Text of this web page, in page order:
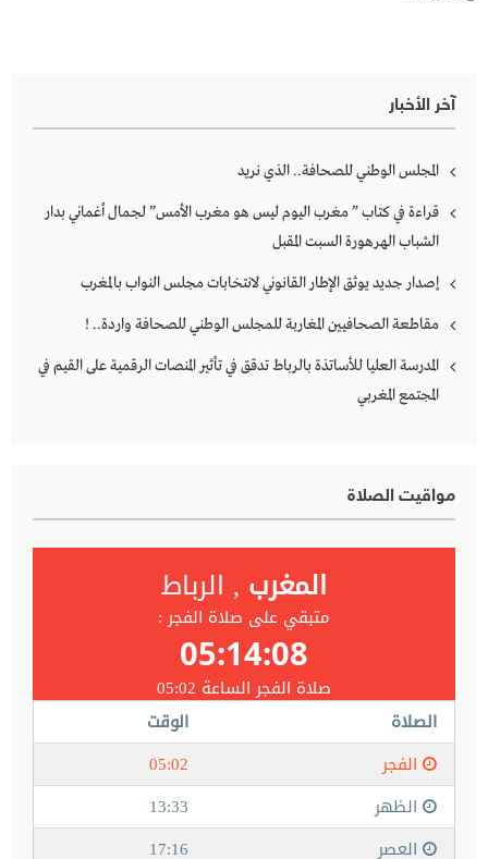
آخر الأخبار
المجلس الوطني للصحافة.. الذي نريد
قراءة في كتاب ” مغرب اليوم ليس هو مغرب الأمس” لجمال أغماني بدار
الشباب الهرهورة السبت المقبل
إصدار جديد يوثق الإطار القانوني لانتخابات مجلس النواب بالمغرب
مقاطعة الصحافيين المغاربة للمجلس الوطني للصحافة واردة.. !
المدرسة العليا للأساتذة بالرباط تدقق في تأثير المنصات الرقمية على القيم في
المجتمع المغربي
مواقيت الصلاة